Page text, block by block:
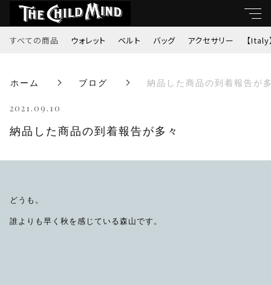
すべての商品 ウォレット ベルト バッグ アクセサリー 【Italy
ホーム ブログ 納品した商品の到着報告が
2021.09.10
納品した商品の到着報告が多々
どうも。
誰よりも早く秋を感じている森山です。
すべて
アクセサリー